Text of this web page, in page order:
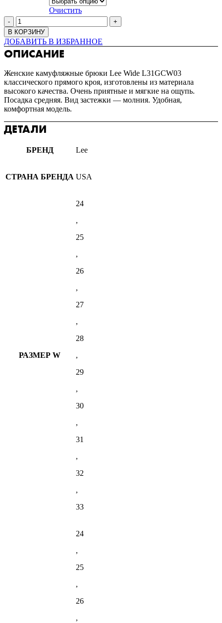
Очистить
В КОРЗИНУ
ДОБАВИТЬ В ИЗБРАННОЕ
ОПИСАНИЕ
Женские камуфляжные брюки Lee Wide L31GCW03
классического прямого кроя, изготовлены из материала
высокого качества. Очень приятные и мягкие на ощупь.
Посадка средняя. Вид застежки — молния. Удобная,
комфортная модель.
ДЕТАЛИ
БРЕНД Lee
СТРАНА БРЕНДА USA
РАЗМЕР W
24
,
25
,
26
,
27
,
28
,
29
,
30
,
31
,
32
,
33
24
,
25
,
26
,